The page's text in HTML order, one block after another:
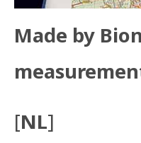
Made by
[NL]